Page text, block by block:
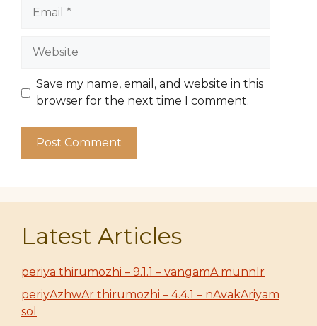
Website
Save my name, email, and website in this
browser for the next time I comment.
Latest Articles
periya thirumozhi – 9.1.1 – vangamA munnIr
periyAzhwAr thirumozhi – 4.4.1 – nAvakAriyam
sol